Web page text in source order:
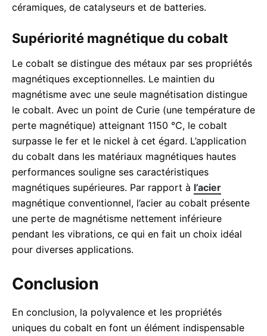
céramiques, de catalyseurs et de batteries.
Supériorité magnétique du cobalt
Le cobalt se distingue des métaux par ses propriétés
magnétiques exceptionnelles. Le maintien du
magnétisme avec une seule magnétisation distingue
le cobalt. Avec un point de Curie (une température de
perte magnétique) atteignant 1150 ℃, le cobalt
surpasse le fer et le nickel à cet égard. L’application
du cobalt dans les matériaux magnétiques hautes
performances souligne ses caractéristiques
magnétiques supérieures. Par rapport à l’acier
magnétique conventionnel, l’acier au cobalt présente
une perte de magnétisme nettement inférieure
pendant les vibrations, ce qui en fait un choix idéal
pour diverses applications.
Conclusion
En conclusion, la polyvalence et les propriétés
uniques du cobalt en font un élément indispensable